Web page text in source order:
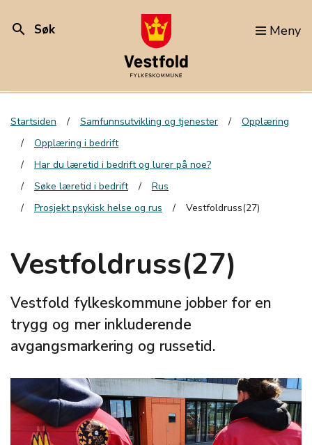
search Søk Meny
Startsiden Samfunnsutvikling og tjenester
Opplæring
Opplæring i bedrift
Har du læretid i bedrift og lurer på noe?
Søke læretid i bedrift
Rus
Prosjekt psykisk helse og rus
Vestfoldruss(27)
Vestfoldruss(27)
Vestfold fylkeskommune jobber for en
trygg og mer inkluderende
avgangsmarkering og russetid.